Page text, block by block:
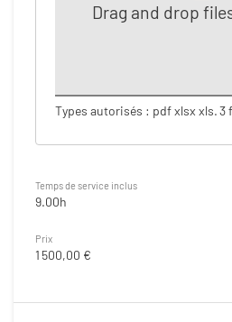
Drag and drop
Types autorisés : pdf xlsx xls.3
Temps de service inclus
9.00h
Prix
1 500,00 €